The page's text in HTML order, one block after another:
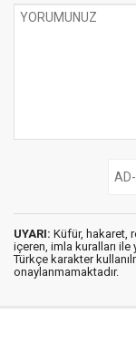
UYARI: Küfür, hakaret,
içeren, imla kuralları ile
Türkçe karakter
onaylanmamaktadır.